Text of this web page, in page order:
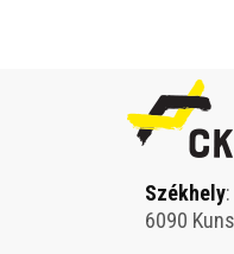
Székhely:
6090